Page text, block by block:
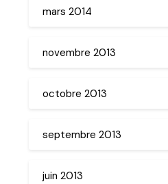
mars 2014
novembre 2013
octobre 2013
septembre 2013
juin 2013